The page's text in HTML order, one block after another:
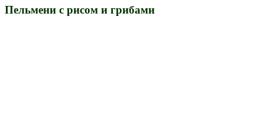
Пельмени с рисом и грибами